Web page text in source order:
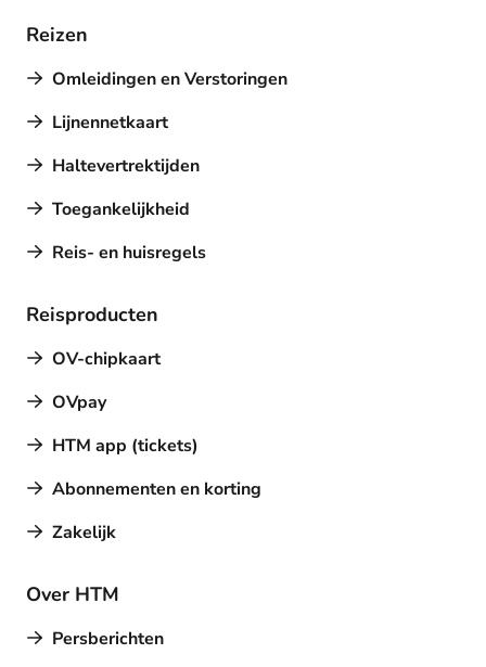
Reizen
Omleidingen en Verstoringen
Lijnennetkaart
Haltevertrektijden
Toegankelijkheid
Reis- en huisregels
Reisproducten
OV-chipkaart
OVpay
HTM app (tickets)
Abonnementen en korting
Zakelijk
Over HTM
Persberichten